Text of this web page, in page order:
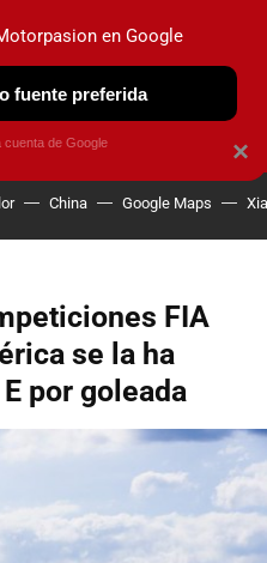
OBSERVATORIO
China Google Maps
FIA
se la ha
por goleada
×
en Google
fuente preferida
cuenta de Google